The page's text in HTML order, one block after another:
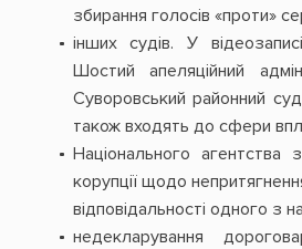
збирання голосів «проти»
інших судів. У
Шостий апеляційний
Суворовський районний
також входять до сфери
Національного агентства
корупції щодо
відповідальності одного з
недекларування